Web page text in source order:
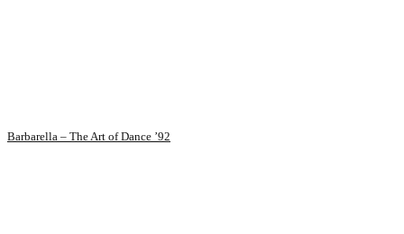
Barbarella – The Art of Dance ’92